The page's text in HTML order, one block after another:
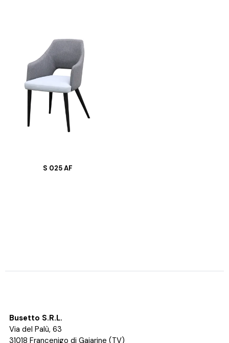
S 025 AF
Busetto S.R.L.
Via del Palù, 63
31018 Francenigo di Gaiarine (TV)